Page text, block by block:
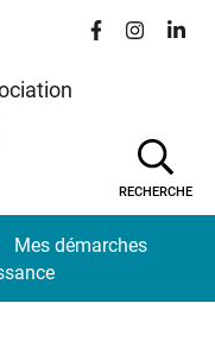
d'accessibilité
Lien vers le
Lien vers
Lien
RECHERCHE
Mes démarches